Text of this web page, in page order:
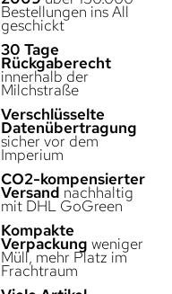
Bestellungen ins All
geschickt
30 Tage
Rückgaberecht
innerhalb der
Milchstraße
Verschlüsselte
Datenübertragung
sicher vor dem
Imperium
CO2-kompensierter
Versand nachhaltig
mit DHL GoGreen
Kompakte
Verpackung weniger
Müll, mehr Platz im
Frachtraum